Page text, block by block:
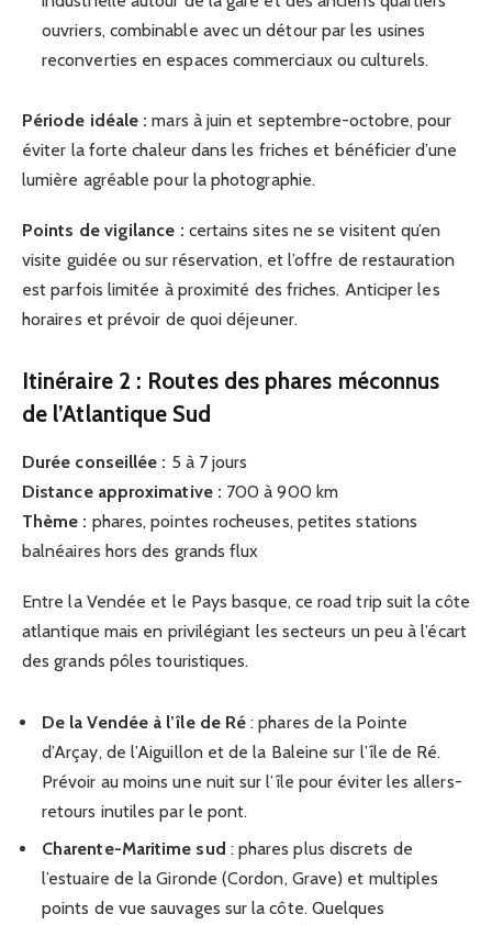
ouvriers, combinable avec un détour par les usines
reconverties en espaces commerciaux ou culturels.
Période idéale : mars à juin et septembre-octobre, pour
éviter la forte chaleur dans les friches et bénéficier d’une
lumière agréable pour la photographie.
Points de vigilance : certains sites ne se visitent qu’en
visite guidée ou sur réservation, et l’offre de restauration
est parfois limitée à proximité des friches. Anticiper les
horaires et prévoir de quoi déjeuner.
Itinéraire 2 : Routes des phares méconnus
de l’Atlantique Sud
Durée conseillée : 5 à 7 jours
Distance approximative : 700 à 900 km
Thème : phares, pointes rocheuses, petites stations
balnéaires hors des grands flux
Entre la Vendée et le Pays basque, ce road trip suit la côte
atlantique mais en privilégiant les secteurs un peu à l’écart
des grands pôles touristiques.
De la Vendée à l’île de Ré : phares de la Pointe
d’Arçay, de l’Aiguillon et de la Baleine sur l’île de Ré.
Prévoir au moins une nuit sur l’île pour éviter les allers-
retours inutiles par le pont.
Charente-Maritime sud : phares plus discrets de
l’estuaire de la Gironde (Cordon, Grave) et multiples
points de vue sauvages sur la côte. Quelques